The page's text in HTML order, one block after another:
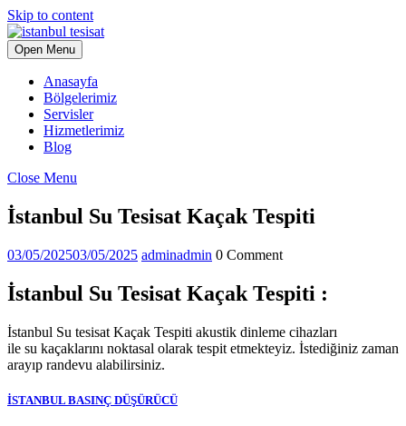
Skip to content
Open Menu
Anasayfa
Bölgelerimiz
Servisler
Hizmetlerimiz
Blog
Close Menu
İstanbul Su Tesisat Kaçak Tespiti
03/05/202503/05/2025 adminadmin 0 Comment
İstanbul Su Tesisat Kaçak Tespiti :
İstanbul Su tesisat Kaçak Tespiti akustik dinleme cihazları
ile su kaçaklarını noktasal olarak tespit etmekteyiz. İstediğiniz zaman
arayıp randevu alabilirsiniz.
İSTANBUL BASINÇ DÜŞÜRÜCÜ